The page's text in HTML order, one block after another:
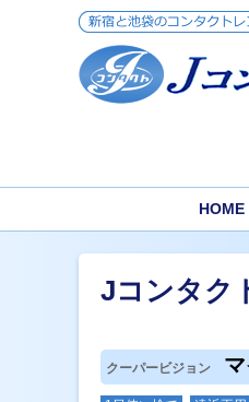
HOME
Jコンタク
クーパービジョン